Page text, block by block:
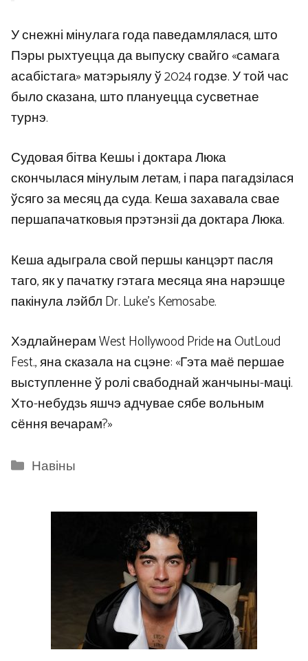
У снежні мінулага года паведамлялася, што
Пэры рыхтуецца да выпуску свайго «самага
асабістага» матэрыялу ў 2024 годзе. У той час
было сказана, што плануецца сусветнае
турнэ.
Судовая бітва Кешы і доктара Люка
скончылася мінулым летам, і пара пагадзілася
ўсяго за месяц да суда. Кеша захавала свае
першапачатковыя прэтэнзіі да доктара Люка.
Кеша адыграла свой першы канцэрт пасля
таго, як у пачатку гэтага месяца яна нарэшце
пакінула лэйбл Dr. Luke’s Kemosabe.
Хэдлайнерам West Hollywood Pride на OutLoud
Fest., яна сказала на сцэне: «Гэта маё першае
выступленне ў ролі свабоднай жанчыны-маці.
Хто-небудзь яшчэ адчувае сябе вольным
сёння вечарам?»
Categories
Навіны